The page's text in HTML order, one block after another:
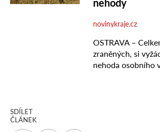
SDÍLET
ČLÁNEK